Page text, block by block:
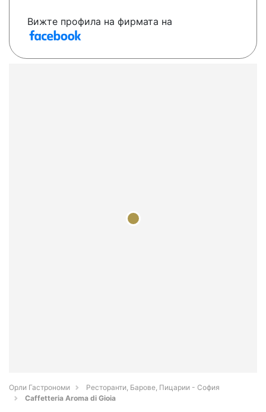
Вижте профила на фирмата на
Орли Гастрономи
Ресторанти, Барове, Пицарии - София
Caffetteria Aroma di Gioia